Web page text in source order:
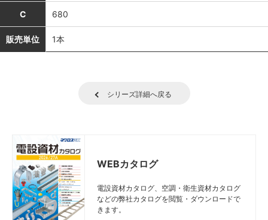
C 680
販売単位 1本
シリーズ詳細へ戻る
WEBカタログ
電設資材カタログ、空調・衛生資材カタログ
などの弊社カタログを閲覧・ダウンロードで
きます。